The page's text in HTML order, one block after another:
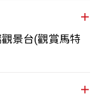
到瑞士最古老的城
路是世界上最壯觀
風景而建造的，是
，途中會經過世界
429公尺，海拔相差
當有看頭。包括瑞
山冰河湖泊比安科
鐵路橋(大迴旋)，
雷蒂亞鐵路之旅，
小城貝林佐納，不
的建築，都訴說著
古老而輝煌歷史的
地理位置，因此自
元一世紀時就意識
景台(觀賞馬特
期盼的馬特洪峰日